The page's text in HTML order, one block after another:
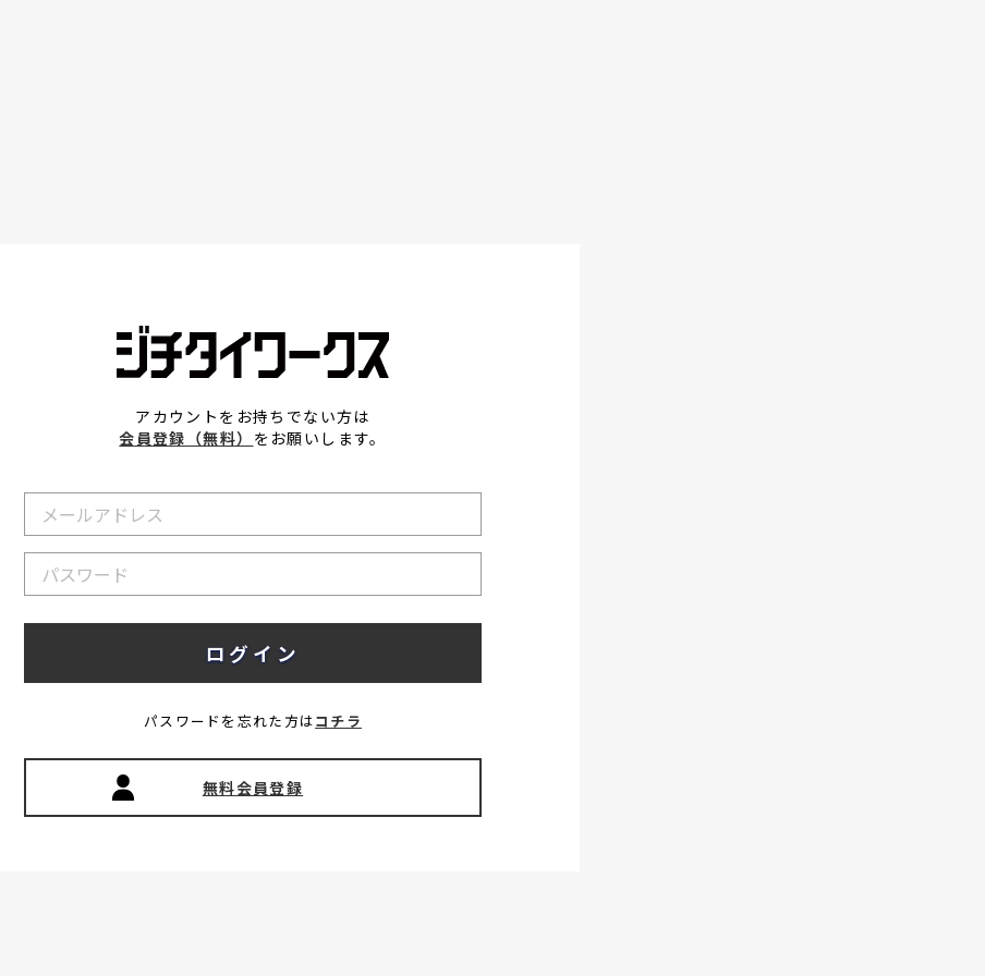
アカウントをお持ちでない方は
会員登録（無料） をお願いします。
パスワードを忘れた方はコチラ
無料会員登録